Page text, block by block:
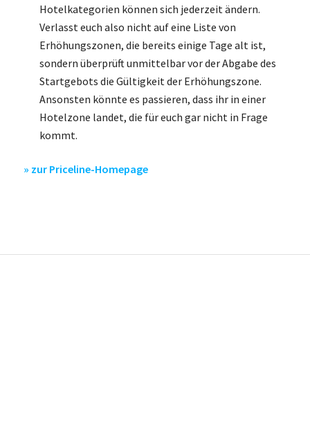
Hotelkategorien können sich jederzeit ändern.
Verlasst euch also nicht auf eine Liste von
Erhöhungszonen, die bereits einige Tage alt ist,
sondern überprüft unmittelbar vor der Abgabe des
Startgebots die Gültigkeit der Erhöhungszone.
Ansonsten könnte es passieren, dass ihr in einer
Hotelzone landet, die für euch gar nicht in Frage
kommt.
» zur Priceline-Homepage